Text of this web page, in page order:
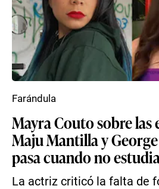
Mayra Couto sobre las
Maju Mantilla y
pasa cuando no
La actriz criticó la falta de
Farándula